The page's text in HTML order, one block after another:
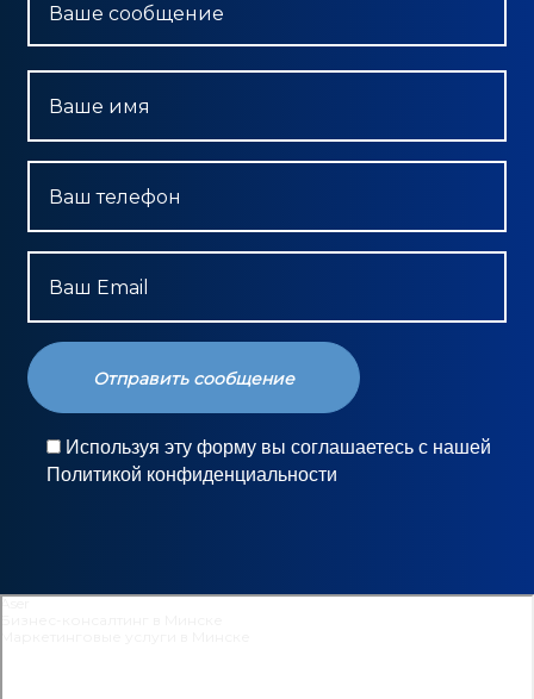
Ваше сообщение
Ваше имя
Ваш телефон
Ваш Email
Используя эту форму вы соглашаетесь с нашей
Политикой конфиденциальности